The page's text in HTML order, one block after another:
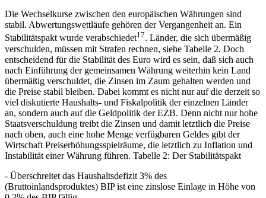
Die Wechselkurse zwischen den europäischen Währungen sind
stabil. Abwertungswettläufe gehören der Vergangenheit an. Ein
Stabilitätspakt wurde verabschiedet17. Länder, die sich übermäßig
verschulden, müssen mit Strafen rechnen, siehe Tabelle 2. Doch
entscheidend für die Stabilität des Euro wird es sein, daß sich auch
nach Einführung der gemeinsamen Währung weiterhin kein Land
übermäßig verschuldet, die Zinsen im Zaum gehalten werden und
die Preise stabil bleiben. Dabei kommt es nicht nur auf die derzeit so
viel diskutierte Haushalts- und Fiskalpolitik der einzelnen Länder
an, sondern auch auf die Geldpolitik der EZB. Denn nicht nur hohe
Staatsverschuldung treibt die Zinsen und damit letztlich die Preise
nach oben, auch eine hohe Menge verfügbaren Geldes gibt der
Wirtschaft Preiserhöhungsspielräume, die letztlich zu Inflation und
Instabilität einer Währung führen. Tabelle 2: Der Stabilitätspakt
- Überschreitet das Haushaltsdefizit 3% des
(Bruttoinlandsproduktes) BIP ist eine zinslose Einlage in Höhe von